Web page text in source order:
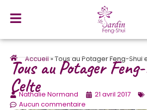
Accueil»Tous au Potager Feng-Shui
Tous au Potager
Celte
Nathalie Normand 21 avril 2017
Aucun commentaire